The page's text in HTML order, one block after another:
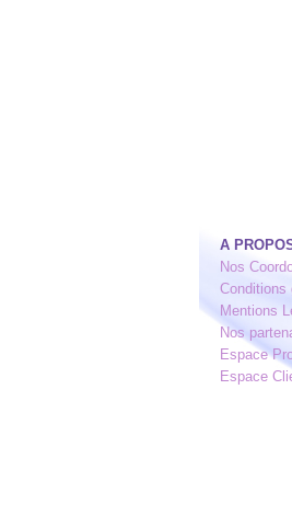
A
Nos
Conditions
Mentions
Nos
Espace
Espace